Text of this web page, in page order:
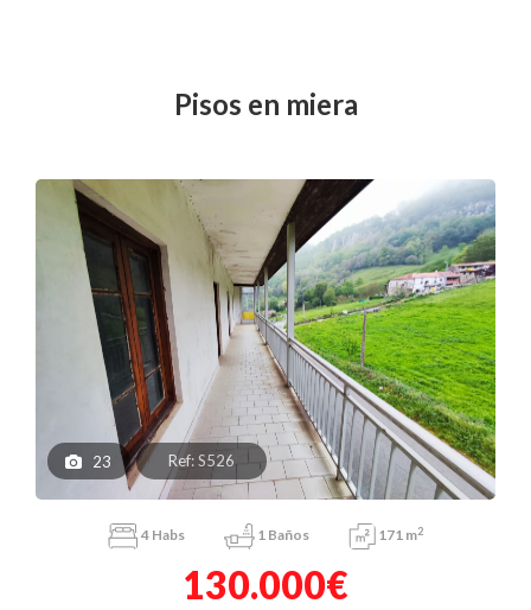
pisos en miera
23 Ref: S526
4 Habs 1 Baños 171 m2
130.000€